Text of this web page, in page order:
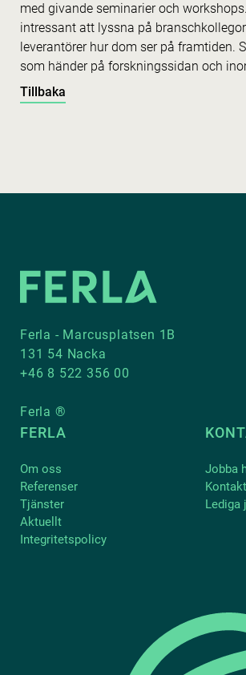
med givande seminarier och
intressant att lyssna på
leverantörer hur dom ser på framtiden.
som händer på forskningssidan och
Tillbaka
Ferla - Marcusplatsen 1B
131 54 Nacka
+46 8 522 356 00
Ferla ®
FERLA
Om oss
Referenser
Tjänster
Aktuellt
Integritetspolicy
Jobba
Kontakt
Lediga